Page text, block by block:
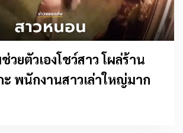
ยตัวเองโชว์สาว โผล่ร้าน
ะ พนักงานสาวเล่าใหญ่มาก